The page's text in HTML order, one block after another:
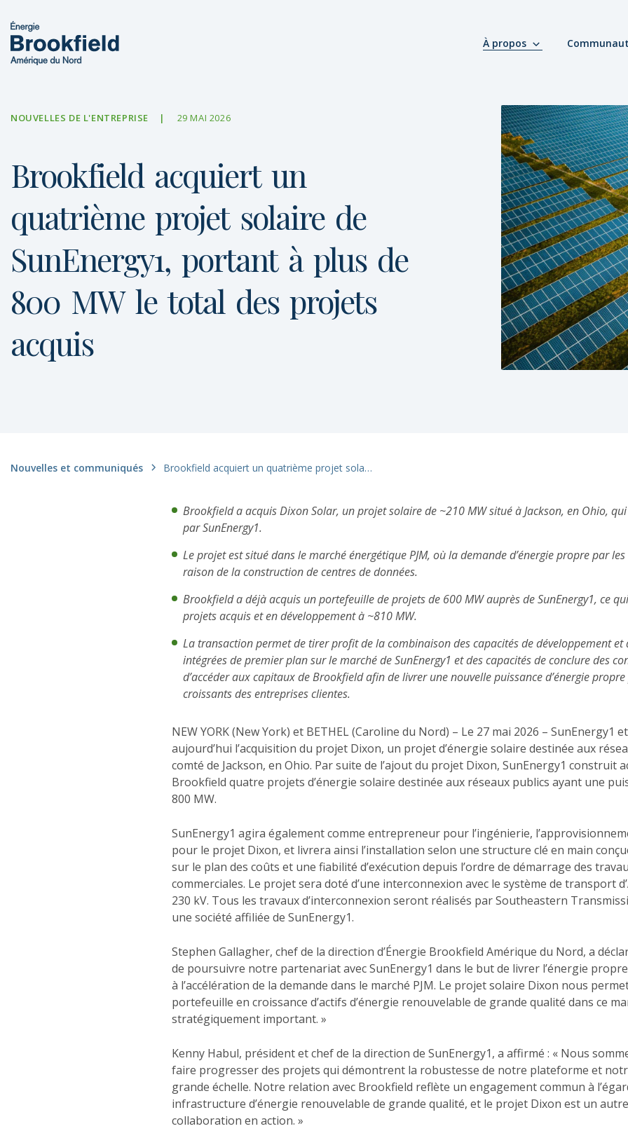
À propos
NOUVELLES DE L'ENTREPRISE 29 MAI 2026
Brookfield acquiert un
quatrième projet solaire de
SunEnergy1, portant à plus de
800 MW le total des projets
acquis
Nouvelles et communiqués Brookfield acquiert un quatrième projet solaire de SunEnergy1, portant à plus de 800 MW le total des projets acquis
Brookfield a acquis Dixon Solar, un projet solaire de ~210 MW situé à Jackson, en Ohio,
par SunEnergy1.
Le projet est situé dans le marché énergétique PJM, où la demande d’énergie propre par les
raison de la construction de centres de données.
Brookfield a déjà acquis un portefeuille de projets de 600 MW auprès de SunEnergy1, ce
projets acquis et en développement à ~810 MW.
La transaction permet de tirer profit de la combinaison des capacités de développement
intégrées de premier plan sur le marché de SunEnergy1 et des capacités de conclure des
d’accéder aux capitaux de Brookfield afin de livrer une nouvelle puissance d’énergie
croissants des entreprises clientes.
NEW YORK (New York) et BETHEL (Caroline du Nord) – Le 27 mai 2026 – SunEnergy1
aujourd’hui l’acquisition du projet Dixon, un projet d’énergie solaire destinée aux
comté de Jackson, en Ohio. Par suite de l’ajout du projet Dixon, SunEnergy1 construit
Brookfield quatre projets d’énergie solaire destinée aux réseaux publics ayant une
800 MW.
SunEnergy1 agira également comme entrepreneur pour l’ingénierie,
pour le projet Dixon, et livrera ainsi l’installation selon une structure clé en main
sur le plan des coûts et une fiabilité d’exécution depuis l’ordre de démarrage des
commerciales. Le projet sera doté d’une interconnexion avec le système de transport
230 kV. Tous les travaux d’interconnexion seront réalisés par Southeastern
une société affiliée de SunEnergy1.
Stephen Gallagher, chef de la direction d’Énergie Brookfield Amérique du Nord, a
de poursuivre notre partenariat avec SunEnergy1 dans le but de livrer l’énergie
à l’accélération de la demande dans le marché PJM. Le projet solaire Dixon nous
portefeuille en croissance d’actifs d’énergie renouvelable de grande qualité dans ce
stratégiquement important. »
Kenny Habul, président et chef de la direction de SunEnergy1, a affirmé : « Nous
faire progresser des projets qui démontrent la robustesse de notre plateforme et
grande échelle. Notre relation avec Brookfield reflète un engagement commun à
infrastructure d’énergie renouvelable de grande qualité, et le projet Dixon est un
collaboration en action. »